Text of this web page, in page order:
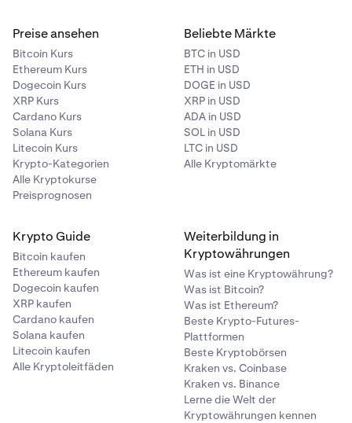
3 Wähle eine Richtung: WählePreisanstieg
denkst, dass der Preis steigen wird. Wähle
Preisrückgang
, wenn du denkst, dass der Preis fallen
wird.
Gib deinen Betrag ein und passe deinen Leverage
an:Deine Positionsgröße entspricht dem
eingegebenen Wert multipliziert mit dem
Hebelbetrag.
Preise ansehen
Bitcoin Kurs
Ethereum Kurs
Dogecoin Kurs
XRP Kurs
Cardano Kurs
Solana Kurs
Litecoin Kurs
Krypto-Kategorien
Alle Kryptokurse
Preisprognosen
Beliebte Märkte
BTC in USD
ETH in USD
DOGE in USD
XRP in USD
ADA in USD
SOL in USD
LTC in USD
Alle Kryptomärkte
Krypto Guide
Bitcoin kaufen
Ethereum kaufen
Dogecoin kaufen
XRP kaufen
Cardano kaufen
Solana kaufen
Litecoin kaufen
Alle Kryptoleitfäden
Weiterbildung in
Kryptowährungen
Was ist eine Kryptowährung?
Was ist Bitcoin?
Was ist Ethereum?
Beste Krypto-Futures-
Plattformen
Beste Kryptobörsen
Kraken vs. Coinbase
Kraken vs. Binance
Lerne die Welt der
Kryptowährungen kennen